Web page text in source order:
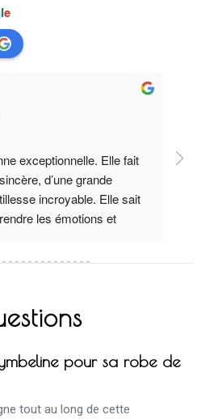
le
exceptionnelle. Elle fait
d’une grande
incroyable. Elle sait
les émotions et
C’est un vrai
pour sa robe de
tout au long de cette